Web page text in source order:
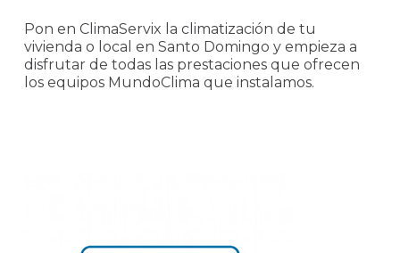
Pon en ClimaServix la climatización de tu
vivienda o local en Santo Domingo y empieza a
disfrutar de todas las prestaciones que ofrecen
los equipos MundoClima que instalamos.